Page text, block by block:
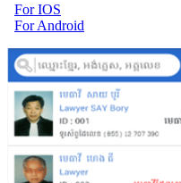
For IOS
For Android